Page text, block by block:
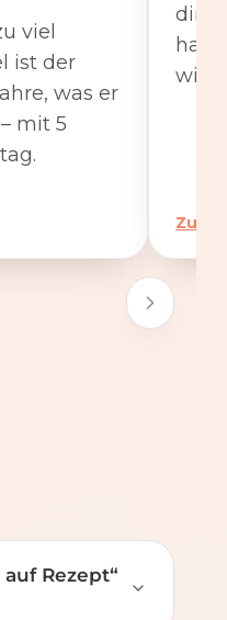
viel
ist der
was er
mit 5
hat.
Zum
Rezept“